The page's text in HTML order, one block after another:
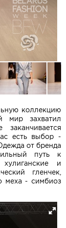
коллекцию
мир захватил
есть выбор -
от бренда
путь к
и
гленчек,
меха - cимбиоз